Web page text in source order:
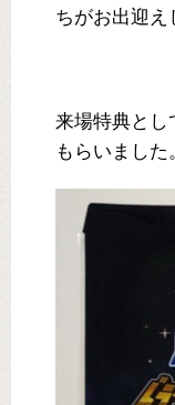
ちがお出迎え
来場特典とし
もらいました